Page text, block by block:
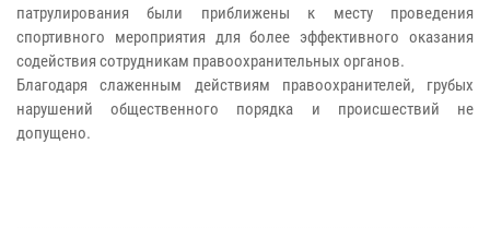
патрулирования были приближены к месту проведения
спортивного мероприятия для более эффективного оказания
содействия сотрудникам правоохранительных органов.
Благодаря слаженным действиям правоохранителей, грубых
нарушений общественного порядка и происшествий не
допущено.